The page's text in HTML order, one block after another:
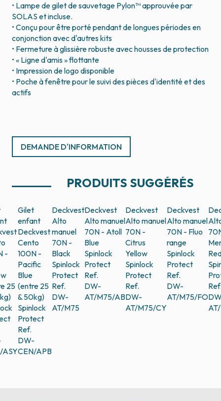
• Lampe de gilet de sauvetage Pylon™ approuvée par
SOLAS et incluse.
• Conçu pour être porté pendant de longues périodes en
conjonction avec d'autres kits
• Fermeture à glissière robuste avec housses de protection
• « Ligne d'amis » flottante
• Impression de logo disponible
• Poche à fenêtre pour le suivi des pièces d'identité et des
actifs
DEMANDE D'INFORMATION
PRODUITS SUGGÉRÉS
-
25
ASY
Gilet
enfant
Deckvest
Cento
100N -
Pacific
Blue
(entre 25
& 50kg)
Spinlock
Protect
Ref.
DW-
CEN/APB
Deckvest
Alto
manuel
70N -
Black
Spinlock
Protect
Ref.
DW-
AT/M75
Deckvest
Alto manuel
70N - Atoll
Blue
Spinlock
Protect
Ref.
DW-
AT/M75/AB
Deckvest
Alto manuel
70N -
Citrus
Yellow
Spinlock
Protect
Ref.
DW-
AT/M75/CY
Deckvest
Alto manuel
70N - Fluo
range
Spinlock
Protect
Ref.
DW-
AT/M75/FO